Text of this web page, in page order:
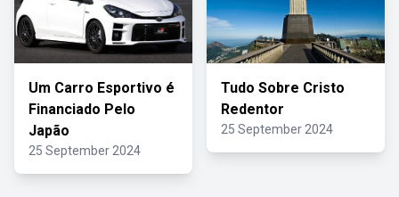
Um Carro Esportivo é
Financiado Pelo
Japão
25 September 2024
Tudo Sobre Cristo
Redentor
25 September 2024